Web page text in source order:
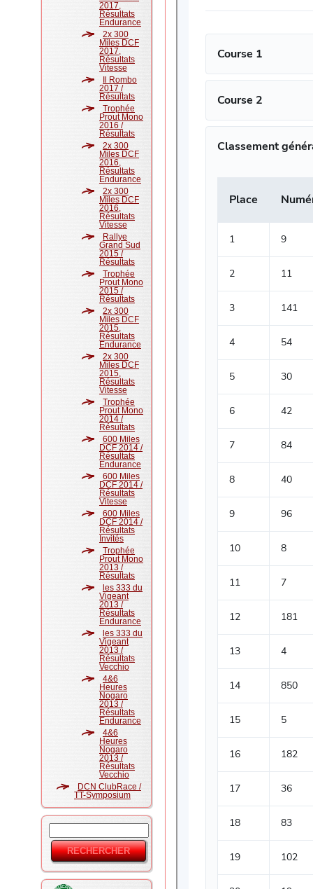
2017,
Résultats
Endurance
2x 300
Miles DCF
2017,
Résultats
Vitesse
Il Rombo
2017 /
Résultats
Trophée
Prout Mono
2016 /
Résultats
2x 300
Miles DCF
2016,
Résultats
Endurance
2x 300
Miles DCF
2016,
Résultats
Vitesse
Rallye
Grand Sud
2015 /
Résultats
Trophée
Prout Mono
2015 /
Résultats
2x 300
Miles DCF
2015,
Résultats
Endurance
2x 300
Miles DCF
2015,
Résultats
Vitesse
Trophée
Prout Mono
2014 /
Résultats
600 Miles
DCF 2014 /
Résultats
Endurance
600 Miles
DCF 2014 /
Résultats
Vitesse
600 Miles
DCF 2014 /
Résultats
Invités
Trophée
Prout Mono
2013 /
Résultats
les 333 du
Vigeant
2013 /
Résultats
Endurance
les 333 du
Vigeant
2013 /
Résultats
Vecchio
4&6
Heures
Nogaro
2013 /
Résultats
Endurance
4&6
Heures
Nogaro
2013 /
Résultats
Vecchio
DCN ClubRace /
TT-Symposium
Formulaire
de
recherche